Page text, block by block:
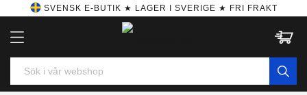
SVENSK E-BUTIK ★ LAGER I SVERIGE ★ FRI FRAKT